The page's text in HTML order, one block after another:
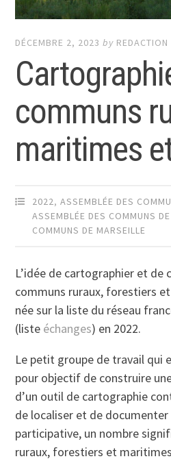
DÉCEMBRE 2, 2023 by REDACTION
communs
maritimes
2022,ASSEMBLÉE DES
ASSEMBLÉE DES COMMUNS
COMMUNS DE MARSEILLE
L’idée de cartographier et de
communs ruraux, forestiers
née sur la liste du réseau
(liste échanges) en 2022.
Le petit groupe de travail qui
pour objectif de construire
d’un outil de cartographie
de localiser et de
participative, un nombre
ruraux, forestiers et